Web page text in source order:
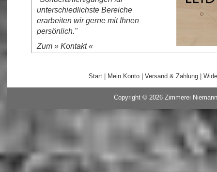
unterschiedlichste Bereiche
erarbeiten wir gerne mit Ihnen
persönlich."
Zum » Kontakt«
Start Mein Konto Versand & Zahlung
Copyright © 2026 Zimmerei Niemann